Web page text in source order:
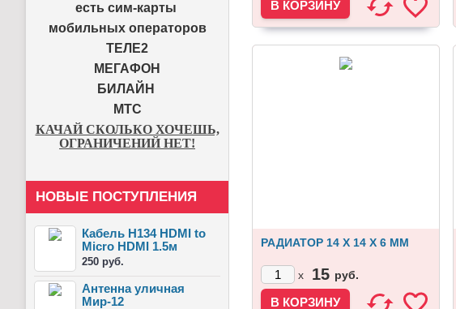
есть сим-карты
мобильных операторов
ТЕЛЕ2
МЕГАФОН
БИЛАЙН
МТС
КАЧАЙ СКОЛЬКО ХОЧЕШЬ,
ОГРАНИЧЕНИЙ НЕТ!
НОВЫЕ ПОСТУПЛЕНИЯ
Кабель H134 HDMI to
Micro HDMI 1.5м
резиновый
250 руб.
Антенна уличная
Мир-12
РАДИАТОР 14 X 14 X 6 ММ
x 15 руб.